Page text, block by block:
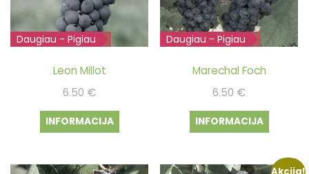
Išparduota
Daugiau - Pigiau
Leon Millot
6.50 €
INFORMACIJA
Išparduota
Daugiau - Pigiau
Marechal Foch
6.50 €
INFORMACIJA